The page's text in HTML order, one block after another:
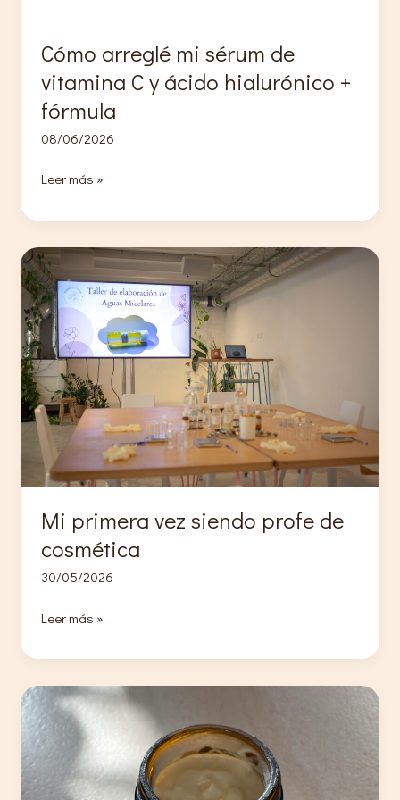
Cómo arreglé mi sérum de
vitamina C y ácido hialurónico +
fórmula
08/06/2026
Cómo
mi
de
vitamina
C
y
ácido
hialurónico
+
fórmula
Leer más »
Mi primera vez siendo profe de
cosmética
30/05/2026
Mi
vez
profe
de
cosmética
Leer más »